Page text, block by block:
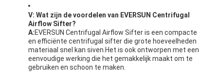
V: Wat zijn de voordelen van EVERSUN Centrifugal
Airflow Sifter?
A:EVERSUN Centrifugal Airflow Sifter is een compacte
en efficiënte centrifugal sifter die grote hoeveelheden
materiaal snel kan siven.Het is ook ontworpen met een
eenvoudige werking die het gemakkelijk maakt om te
gebruiken en schoon te maken.